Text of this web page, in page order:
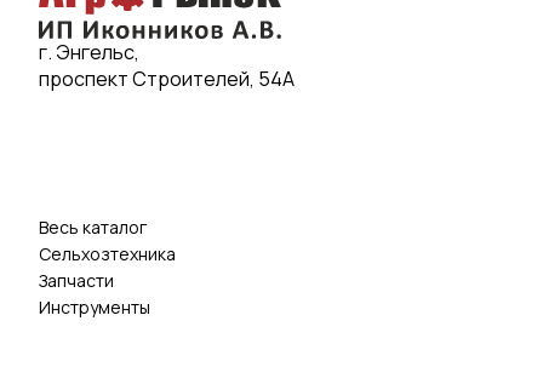
г. Энгельс,
проспект Строителей, 54А
Весь каталог
Сельхозтехника
Запчасти
Инструменты